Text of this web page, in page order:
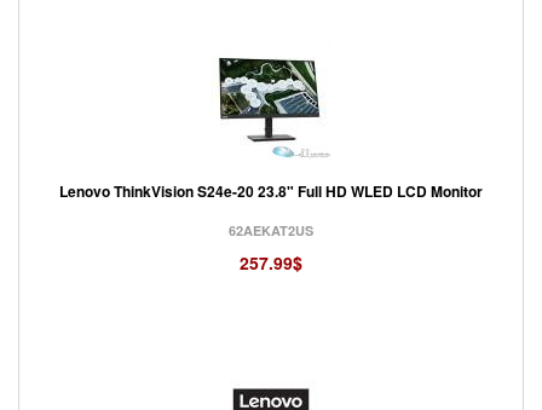
Lenovo ThinkVision S24e-20 23.8" Full HD WLED LCD Monitor
62AEKAT2US
257.99$